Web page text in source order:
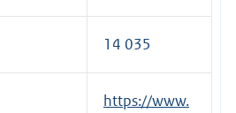
14 035
E
https://www.